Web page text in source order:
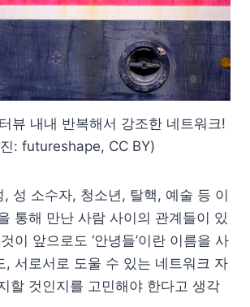
뷰 내내 반복해서 강조한 네트워크!
: futureshape, CC BY)
성 소수자, 청소년, 탈핵, 예술 등 이
통해 만난 사람 사이의 관계들이 있
이 앞으로도 ‘안녕들’이란 이름을 사
, 서로서로 도울 수 있는 네트워크 자
할 것인지를 고민해야 한다고 생각